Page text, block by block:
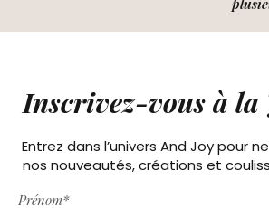
Inscrivez-vous à
Entrez dans l’univers And Joy pour
nos nouveautés, créations et